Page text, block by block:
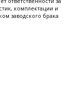
комплектации и
заводского брака